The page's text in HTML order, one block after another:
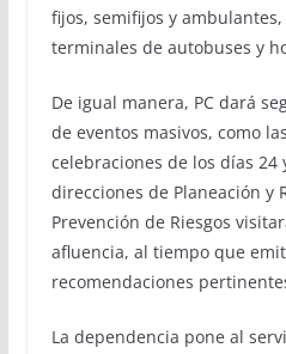
fijos, semifijos y
terminales de autobuses y
De igual manera, PC dará
de eventos masivos, como
celebraciones de los días 24
direcciones de Planeación y
Prevención de Riesgos
afluencia, al tiempo que
recomendaciones
La dependencia pone al